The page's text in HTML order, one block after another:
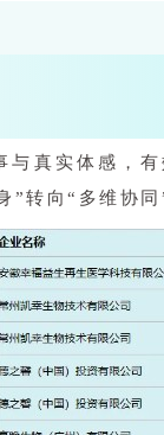
与真实体感，
”转向“多维协同